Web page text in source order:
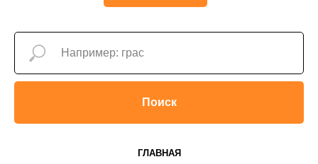
Поиск
ГЛАВНАЯ